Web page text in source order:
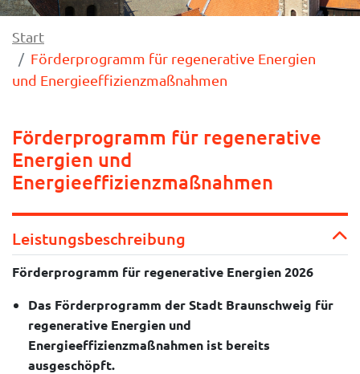
Start
Förderprogramm für regenerative Energien
und Energieeffizienzmaßnahmen
Förderprogramm für regenerative
Energien und
Energieeffizienzmaßnahmen
Leistungsbeschreibung
Förderprogramm für regenerative Energien 2026
Das Förderprogramm der Stadt Braunschweig für
regenerative Energien und
Energieeffizienzmaßnahmen ist bereits
ausgeschöpft.